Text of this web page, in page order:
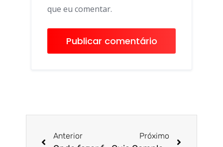
que eu comentar.
Anterior Próximo